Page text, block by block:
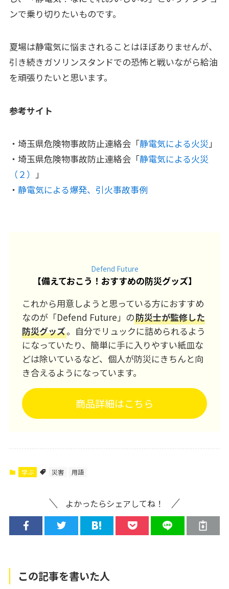
ンで乗り切りたいものです。
夏場は静電気に悩まされることはほぼありませんが、
引き続きガソリンスタンドでの恐怖と戦いながら給油
を頑張りたいと思います。
参考サイト
・埼玉県危険物事故防止連絡会「静電気による火災 」
・埼玉県危険物事故防止連絡会「静電気による火災
（２） 」
・ 静電気による爆発、引火事故事例
Defend Future
【備えておこう！おすすめの防災グッズ】
これから用意しようと思っている方におすすめ
なのが「Defend Future」の防災士が監修した
防災グッズ。自分でリュックに詰められるよう
になっていたり、簡単に手に入りやすい紙皿な
どは除いているなど、個人が防災にきちんと向
き合えるようになっています。
商品詳細はこちら
学ぶ 災害 用語
よかったらシェアしてね！
この記事を書いた人